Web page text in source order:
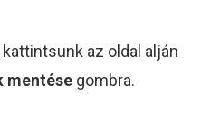
az oldal alján
mentése gombra.